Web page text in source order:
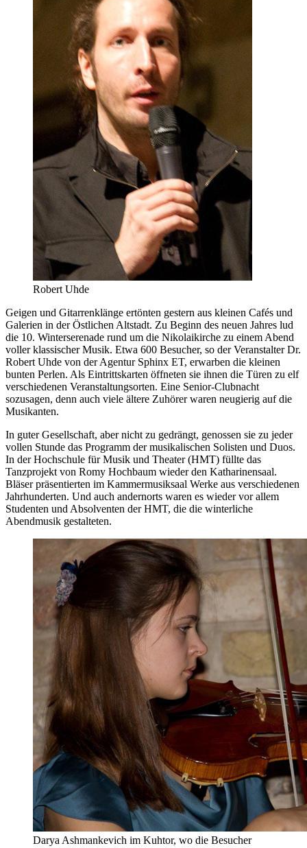
Robert Uhde
Geigen und Gitarrenklänge ertönten gestern aus kleinen Cafés und
Galerien in der Östlichen Altstadt. Zu Beginn des neuen Jahres lud
die 10. Winterserenade rund um die Nikolaikirche zu einem Abend
voller klassischer Musik. Etwa 600 Besucher, so der Veranstalter Dr.
Robert Uhde von der Agentur Sphinx ET, erwarben die kleinen
bunten Perlen. Als Eintrittskarten öffneten sie ihnen die Türen zu elf
verschiedenen Veranstaltungsorten. Eine Senior-Clubnacht
sozusagen, denn auch viele ältere Zuhörer waren neugierig auf die
Musikanten.
In guter Gesellschaft, aber nicht zu gedrängt, genossen sie zu jeder
vollen Stunde das Programm der musikalischen Solisten und Duos.
In der Hochschule für Musik und Theater (HMT) füllte das
Tanzprojekt von Romy Hochbaum wieder den Katharinensaal.
Bläser präsentierten im Kammermusiksaal Werke aus verschiedenen
Jahrhunderten. Und auch andernorts waren es wieder vor allem
Studenten und Absolventen der HMT, die die winterliche
Abendmusik gestalteten.
Darya Ashmankevich im Kuhtor, wo die Besucher